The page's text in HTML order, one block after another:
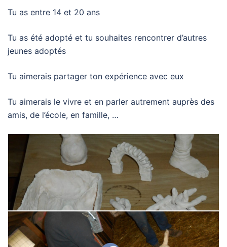
Tu as entre 14 et 20 ans
Tu as été adopté et tu souhaites rencontrer d’autres
jeunes adoptés
Tu aimerais partager ton expérience avec eux
Tu aimerais le vivre et en parler autrement auprès des
amis, de l’école, en famille, …